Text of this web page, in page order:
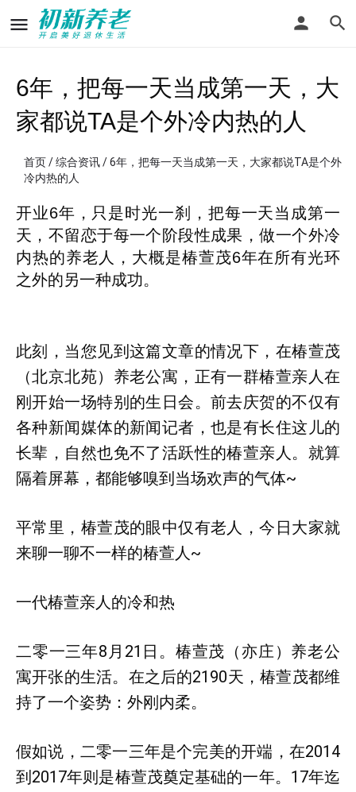
6年，把每一天当成第一天，大
家都说TA是个外冷内热的人
首页/综合资讯/ 6年，把每一天当成第一天，大家都说TA是个外
冷内热的人
开业6年，只是时光一刹，把每一天当成第一
天，不留恋于每一个阶段性成果，做一个外冷
内热的养老人，大概是椿萱茂6年在所有光环
之外的另一种成功。
此刻，当您见到这篇文章的情况下，在椿萱茂
（北京北苑）养老公寓，正有一群椿萱亲人在
刚开始一场特别的生日会。前去庆贺的不仅有
各种新闻媒体的新闻记者，也是有长住这儿的
长辈，自然也免不了活跃性的椿萱亲人。就算
隔着屏幕，都能够嗅到当场欢声的气体~
平常里，椿萱茂的眼中仅有老人，今日大家就
来聊一聊不一样的椿萱人~
一代椿萱亲人的冷和热
二零一三年8月21日。椿萱茂（亦庄）养老公
寓开张的生活。在之后的2190天，椿萱茂都维
持了一个姿势：外刚内柔。
假如说，二零一三年是个完美的开端，在2014
到2017年则是椿萱茂奠定基础的一年。17年迄